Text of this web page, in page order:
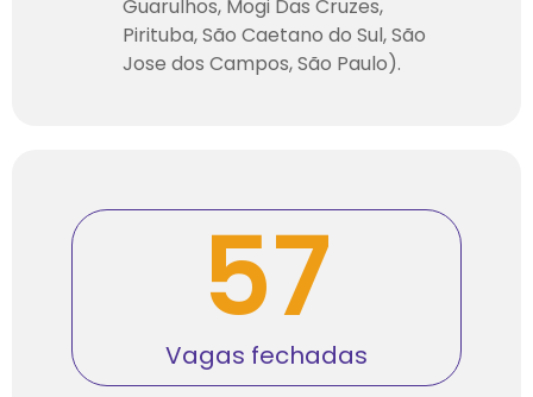
Guarulhos, Mogi Das Cruzes,
Pirituba, São Caetano do Sul, São
Jose dos Campos, São Paulo).
Vagas fechadas
57